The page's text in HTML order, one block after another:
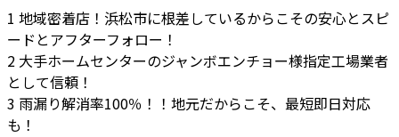
1 地域密着店！浜松市に根差しているからこその安心とスピ
ードとアフターフォロー！
2 大手ホームセンターのジャンボエンチョー様指定工場業者
として信頼！
3 雨漏り解消率100％！！地元だからこそ、最短即日対応
も！